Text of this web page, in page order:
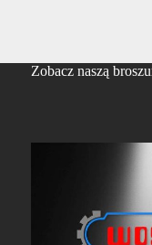
Zobacz naszą